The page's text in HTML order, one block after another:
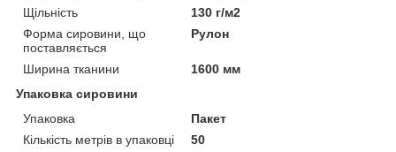
Щільність
130 г/м2
Форма сировини, що
поставляється
Рулон
Ширина тканини
1600 мм
Упаковка сировини
Упаковка
Пакет
Кількість метрів в упаковці
50